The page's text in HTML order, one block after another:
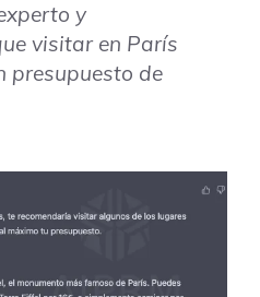
y
visitar en París
presupuesto de